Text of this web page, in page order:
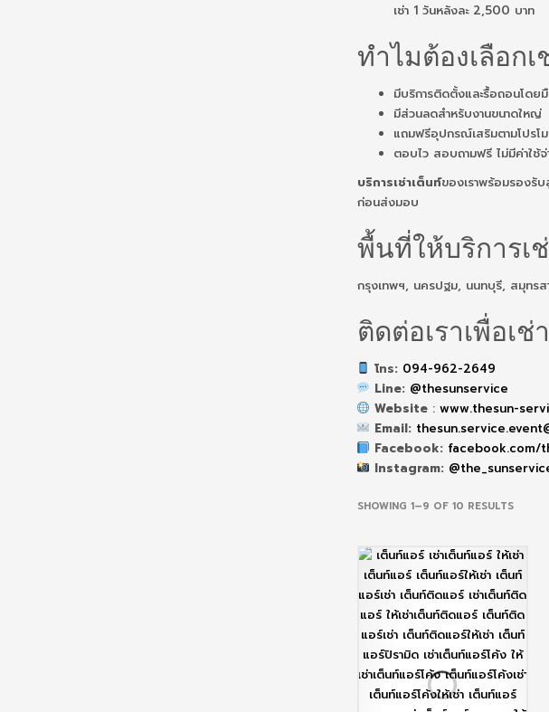
เช่า 1 วันหลังละ 2,500 บาท
ทำไมต้องเลือกเ
มีบริการติดตั้งและรื้อถอนโดย
มีส่วนลดสำหรับงานขนาดใหญ่
แถมฟรีอุปกรณ์เสริมตามโปรโ
ตอบไว สอบถามฟรี ไม่มีค่าใช้จ่
บริการเช่าเต็นท์ของเราพร้อมรองรั
ก่อนส่งมอบ
พื้นที่ให้บริการเ
กรุงเทพฯ, นครปฐม, นนทบุรี, สมุทรส
ติดต่อเราเพื่อเช่
โทร: 094-962-2649
Line: @thesunservice
Website :www.thesun-
Email:
Facebook: facebook.com/
Instagram:
SHOWING 1–9 OF 10 RESULTSSORTED